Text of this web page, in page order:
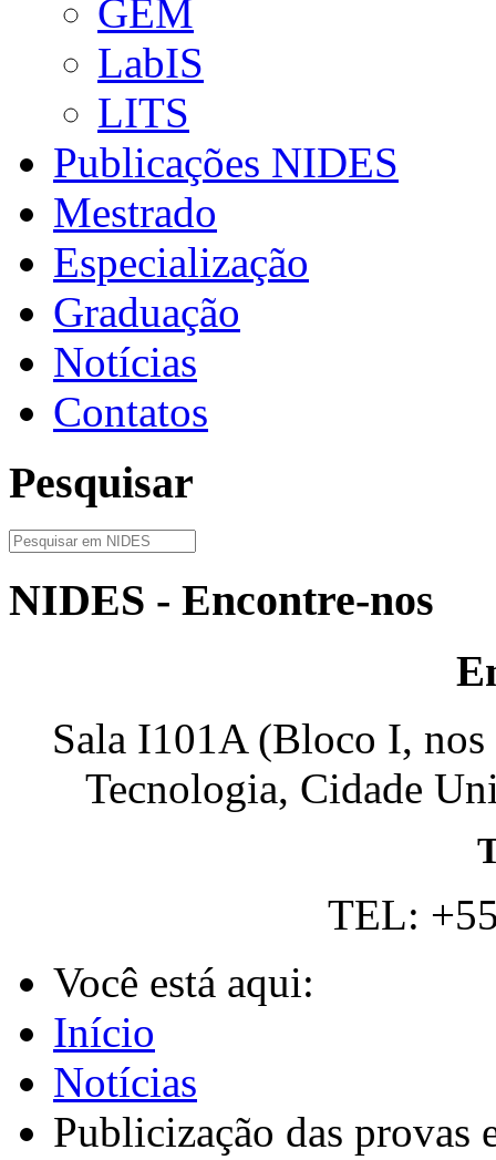
GEM
LabIS
LITS
Publicações NIDES
Mestrado
Especialização
Graduação
Notícias
Contatos
Pesquisar
NIDES - Encontre-nos
Sala I101A (Bloco I,
Tecnologia, Cidade
TEL:
Você está aqui:
Início
Notícias
Publicização das provas